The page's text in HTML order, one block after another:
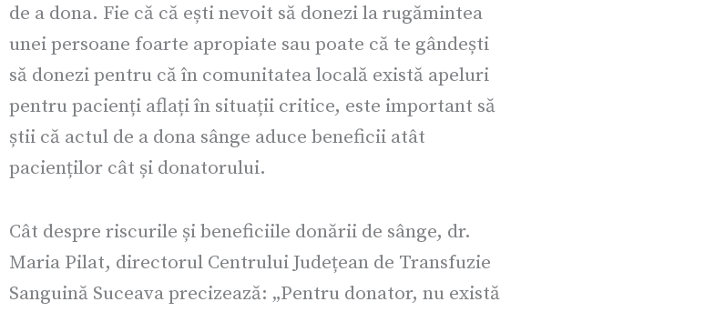
de a dona. Fie că că ești nevoit să donezi la rugămintea
unei persoane foarte apropiate sau poate că te gândești
să donezi pentru că în comunitatea locală există apeluri
pentru pacienți aflați în situații critice, este important să
știi că actul de a dona sânge aduce beneficii atât
pacienților cât și donatorului.
Cât despre riscurile și beneficiile donării de sânge, dr.
Maria Pilat, directorul Centrului Județean de Transfuzie
Sanguină Suceava precizează: „Pentru donator, nu există